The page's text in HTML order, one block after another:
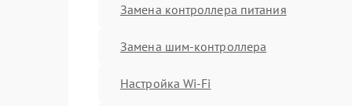
Замена контроллера питания
Замена шим-контроллера
Настройка Wi-Fi